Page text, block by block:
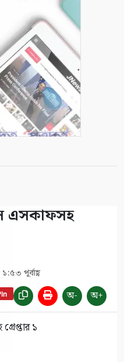
এসকাফসহ
পূর্বাহ্ণ
অ- অ+